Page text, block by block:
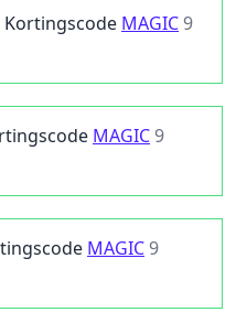
Kortingscode MAGIC9
MAGIC9
MAGIC9